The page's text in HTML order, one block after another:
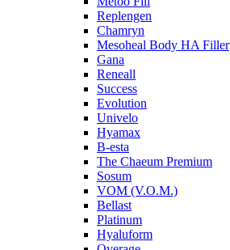
Replengen
Chamryn
Mesoheal Body HA Filler
Gana
Reneall
Success
Evolution
Univelo
Hyamax
B-esta
The Chaeum Premium
Sosum
VOM (V.O.M.)
Bellast
Platinum
Hyaluform